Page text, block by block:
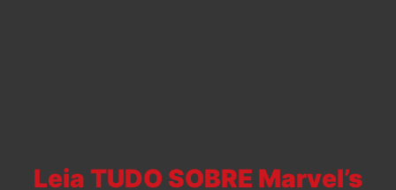
Leia TUDO SOBRE Marvel’s